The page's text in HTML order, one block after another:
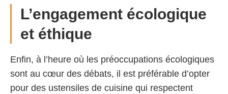
L’engagement écologique
et éthique
Enfin, à l’heure où les préoccupations écologiques
sont au cœur des débats, il est préférable d’opter
pour des ustensiles de cuisine qui respectent